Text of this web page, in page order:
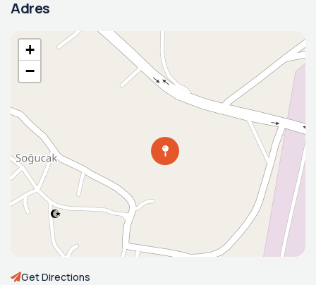
Adres
+
−
Get Directions